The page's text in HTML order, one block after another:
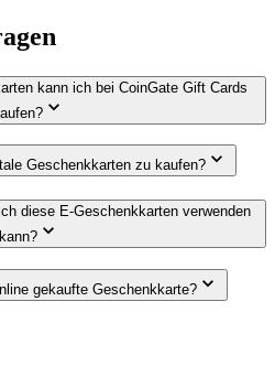
kann ich bei CoinGate Gift Cards
Geschenkkarten zu kaufen?
diese E-Geschenkkarten verwenden
kann?
gekaufte Geschenkkarte?